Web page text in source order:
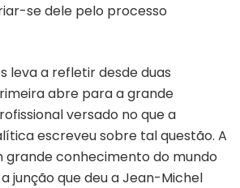
se dele pelo processo
leva a refletir desde duas
abre para a grande
versado no que a
escreveu sobre tal questão. A
grande conhecimento do mundo
junção que deu a Jean-Michel